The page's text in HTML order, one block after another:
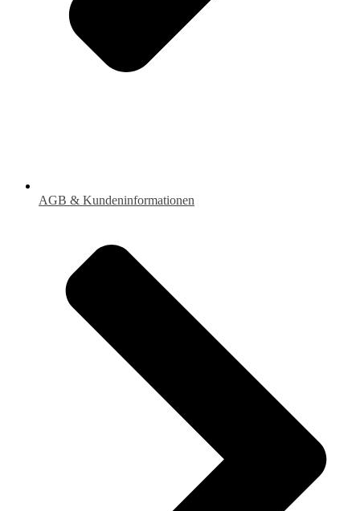
AGB & Kundeninformationen